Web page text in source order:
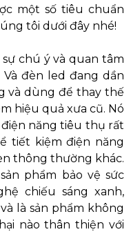
một số tiêu chuẩn
tôi dưới đây nhé!
chú ý và quan tâm
đèn led đang dần
và dùng để thay thế
hiệu quả xưa cũ. Nó
năng tiêu thụ rất
tiết kiệm điện năng
thông thường khác.
phẩm bảo vệ sức
chiếu sáng xanh,
là sản phẩm không
nào thân thiện với